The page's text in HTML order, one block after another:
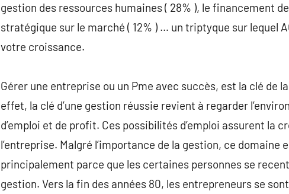
gestion des ressources humaines ( 28% ), le financement
stratégique sur le marché ( 12% ) … un triptyque sur lequel
votre croissance.
Gérer une entreprise ou un Pme avec succès, est la clé de
effet, la clé d’une gestion réussie revient à regarder
d’emploi et de profit. Ces possibilités d’emploi assurent
l’entreprise. Malgré l’importance de la gestion, ce
principalement parce que les certaines personnes se
gestion. Vers la fin des années 80, les entrepreneurs se